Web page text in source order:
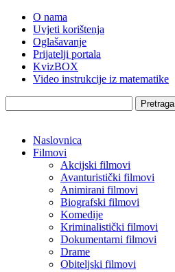
O nama
Uvjeti korištenja
Oglašavanje
Prijatelji portala
KvizBOX
Video instrukcije iz matematike
Pretraga
Naslovnica
Filmovi
Akcijski filmovi
Avanturistički filmovi
Animirani filmovi
Biografski filmovi
Komedije
Kriminalistički filmovi
Dokumentarni filmovi
Drame
Obiteljski filmovi